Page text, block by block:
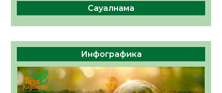
Сауалнама
Инфографика